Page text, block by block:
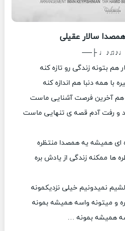
سالار عقیلی
──┤
هم بتونه زندگی رو تازه کنه
با همه دنبا هم اندازه کنه
هم آخرین فرصت آشنایی ماست
و رفت آدم قصه ی تنهایی ماست
ای همیشه یه همصدا منتظره
ها ممکنه زندگی از یادش بره
نمیدونیم خیلی نزدیکمونه
و میتونه واسه همیشه بمونه
همیشه بمونه …